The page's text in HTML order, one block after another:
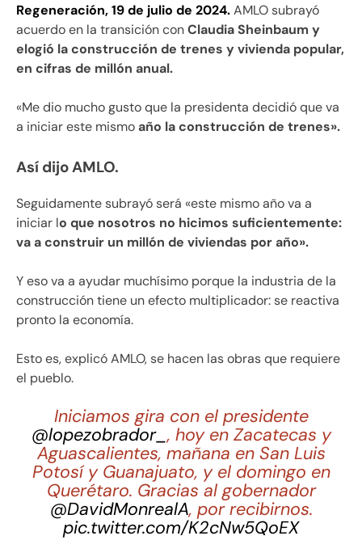
Regeneración, 19 de julio de 2024.AMLO subrayó
acuerdo en la transición conClaudia Sheinbaum y
elogió la construcción de trenes y vivienda popular,
en cifras de millón anual.
«Me dio mucho gusto que la presidenta decidió que va
a iniciar este mismoaño la construcción de trenes».
Así dijo AMLO.
Seguidamente subrayó será «este mismo año va a
iniciar lo que nosotros no hicimos suficientemente:
va a construir un millón de viviendas por año».
Y eso va a ayudar muchísimo porque la industria de la
construcción tiene un efecto multiplicador: se reactiva
pronto la economía.
Esto es, explicó AMLO, se hacen las obras que requiere
el pueblo.
Iniciamos gira con el presidente
@lopezobrador_ , hoy en Zacatecas y
Aguascalientes, mañana en San Luis
Potosí y Guanajuato, y el domingo en
Querétaro. Gracias al gobernador
@DavidMonrealA, por recibirnos.
pic.twitter.com/K2cNw5QoEX